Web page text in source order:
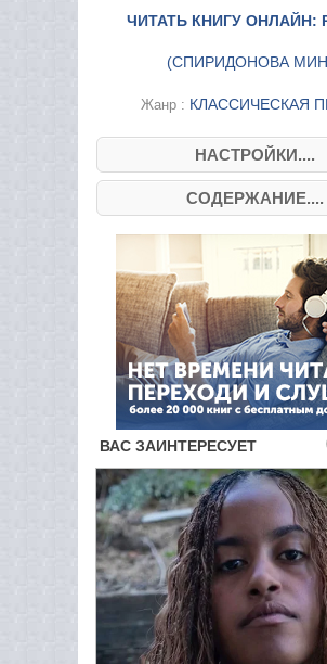
ЧИТАТЬ КНИГУ ОНЛАЙН:
(СПИРИДОНОВА
Жанр : КЛАССИЧЕСКАЯ
НАСТРОЙКИ....
СОДЕРЖАНИЕ....